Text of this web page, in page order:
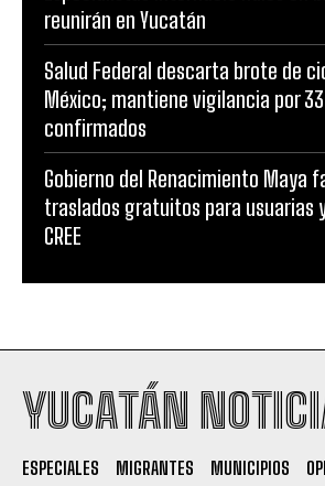
reunirán en Yucatán
Salud Federal descarta brote de
México; mantiene vigilancia por
confirmados
Gobierno del Renacimiento Maya
traslados gratuitos para usuarias
CREE
YUCATÁN
ESPECIALES MIGRANTES MUNICIPIOS